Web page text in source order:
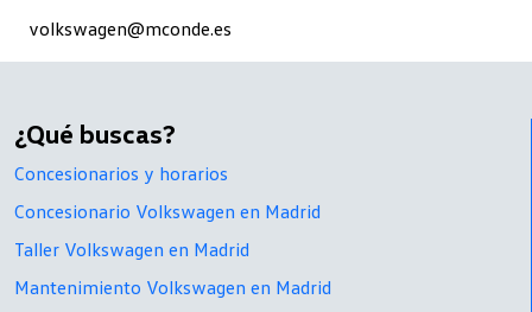
volkswagen@mconde.es
¿Qué buscas?
Concesionarios y horarios
Concesionario Volkswagen en Madrid
Taller Volkswagen en Madrid
Mantenimiento Volkswagen en Madrid